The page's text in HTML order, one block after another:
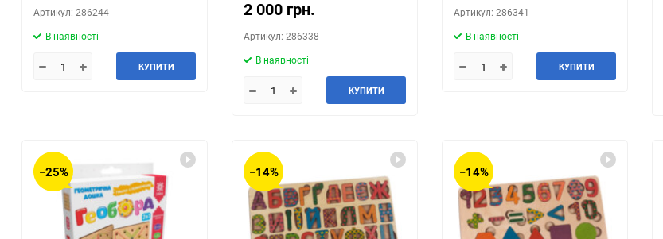
Артикул: 286244
В наявності
КУПИТИ
2 000 грн.
Артикул: 286338
В наявності
КУПИТИ
Артикул: 286341
В наявності
КУПИТИ
−25% −14% −14%